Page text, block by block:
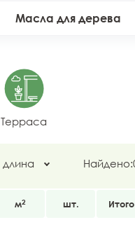
Масла для дерева
Терраса
длина Найдено:
м2 шт. Итого